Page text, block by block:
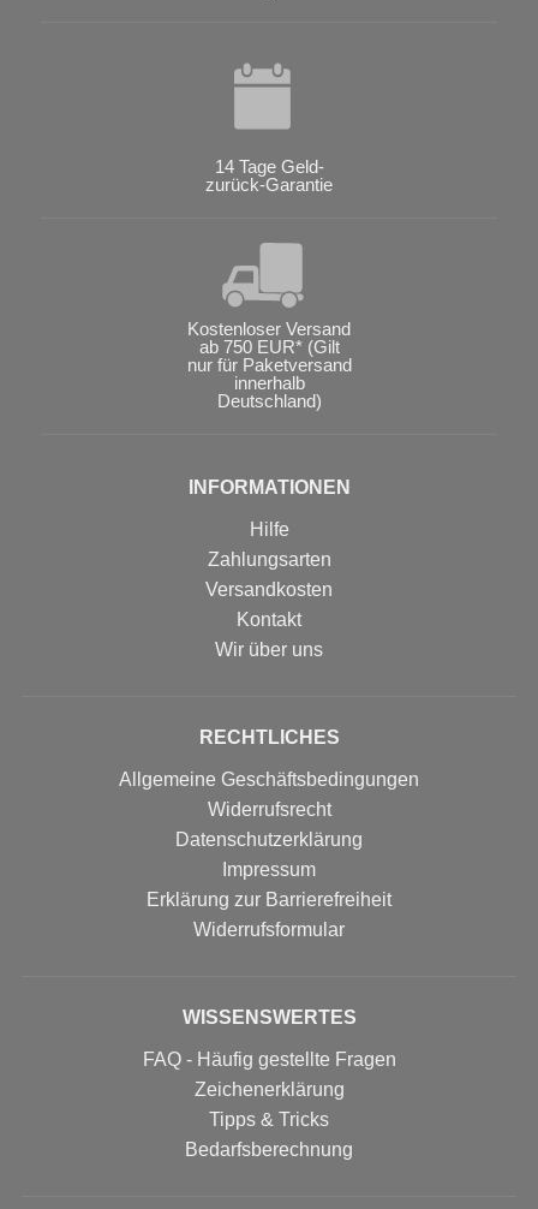
14 Tage Geld-
zurück-Garantie
Kostenloser Versand
ab 750 EUR* (Gilt
nur für Paketversand
innerhalb
Deutschland)
INFORMATIONEN
Hilfe
Zahlungsarten
Versandkosten
Kontakt
Wir über uns
RECHTLICHES
Allgemeine Geschäftsbedingungen
Widerrufsrecht
Datenschutzerklärung
Impressum
Erklärung zur Barrierefreiheit
Widerrufs­formular
WISSENSWERTES
FAQ - Häufig gestellte Fragen
Zeichenerklärung
Tipps & Tricks
Bedarfsberechnung